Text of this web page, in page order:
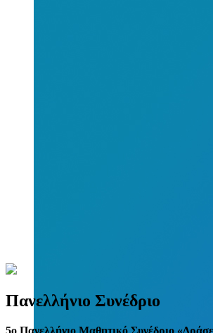
Πανελλήνιο Συνέδριο
5o Πανελλήνιο Μαθητικό Συνέδριο